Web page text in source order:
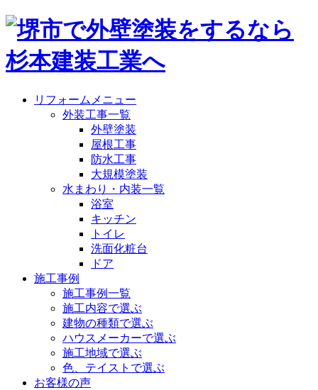
リフォームメニュー
外装工事一覧
外壁塗装
屋根工事
防水工事
大規模塗装
水まわり・内装一覧
浴室
キッチン
トイレ
洗面化粧台
ドア
施工事例
施工事例一覧
施工内容で選ぶ
建物の種類で選ぶ
ハウスメーカーで選ぶ
施工地域で選ぶ
色、テイストで選ぶ
お客様の声